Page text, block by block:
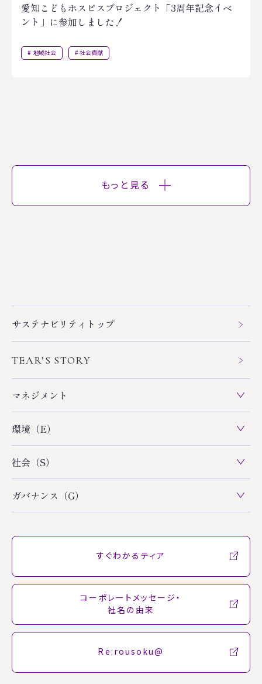
愛知こどもホスピスプロジェクト「3周年記念イベ
ント」に参加しました！
地域社会 社会貢献
もっと見る
サステナビリティトップ
TEAR’S STORY
マネジメント
環境（E）
社会（S）
ガバナンス（G）
すぐわかるティア
コーポレートメッセージ・
社名の由来
Re:rousoku@